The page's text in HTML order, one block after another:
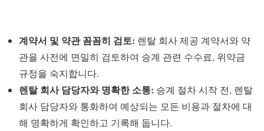
계약서 및 약관 꼼꼼히 검토: 렌탈 회사 제공 계약서와 약
관을 사전에 면밀히 검토하여 승계 관련 수수료, 위약금
규정을 숙지합니다.
렌탈 회사 담당자와 명확한 소통: 승계 절차 시작 전, 렌탈
회사 담당자와 통화하여 예상되는 모든 비용과 절차에 대
해 명확하게 확인하고 기록해 둡니다.